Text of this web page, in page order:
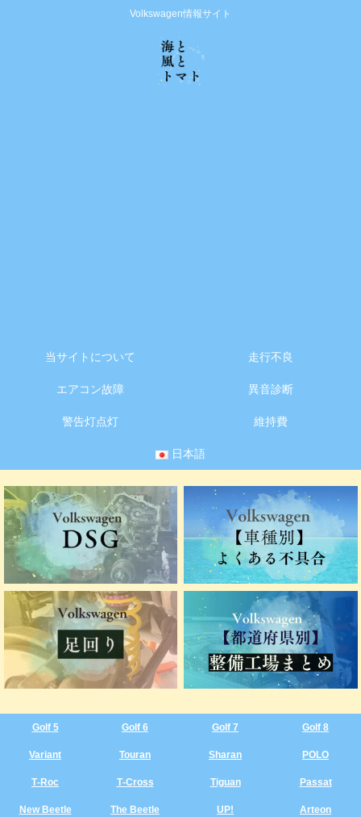
Volkswagen情報サイト
当サイトについて 走行不良
エアコン故障 異音診断
警告灯点灯 維持費
日本語
Golf 5 Golf 6 Golf 7 Golf 8
Variant Touran Sharan POLO
T‑Roc T‑Cross Tiguan Passat
New Beetle The Beetle UP! Arteon